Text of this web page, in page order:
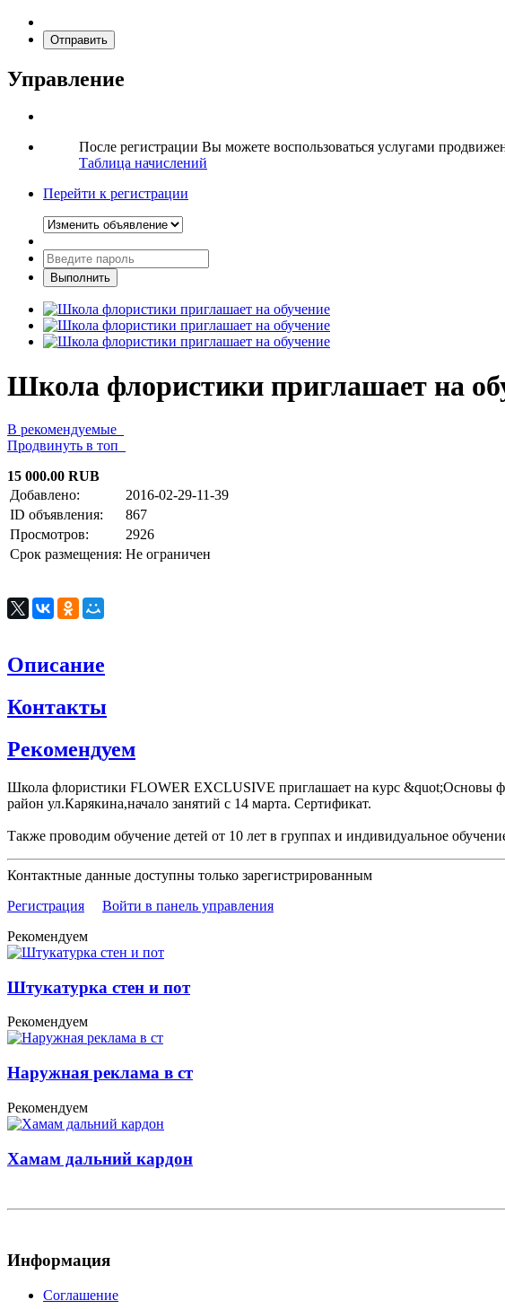
Отправить
Управление
После регистрации Вы можете воспользоваться услугами
Таблица начислений
Перейти к регистрации
Школа флористики приглашает на
В рекомендуемые
Продвинуть в топ
15 000.00 RUB
Добавлено:
2016-02-29-11-39
ID объявления:
867
Просмотров:
2926
Срок размещения: Не ограничен
Описание
Контакты
Рекомендуем
Школа флористики FLOWER EXCLUSIVE приглашает на курс &quot;Основы
район ул.Карякина,начало занятий с 14 марта. Сертификат.
Также проводим обучение детей от 10 лет в группах и индивидуальное
Контактные данные доступны только зарегистрированным
Регистрация
Войти в панель управления
Рекомендуем
Штукатурка стен и пот
Рекомендуем
Наружная реклама в ст
Рекомендуем
Хамам дальний кардон
Информация
Соглашение